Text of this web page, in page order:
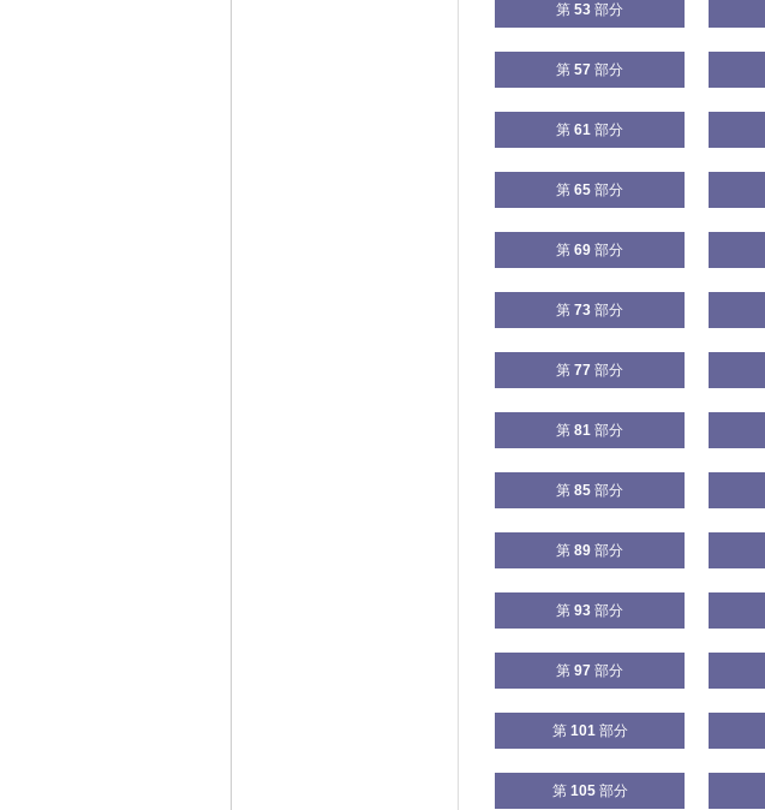
第 53 部分
第 57 部分
第 61 部分
第 65 部分
第 69 部分
第 73 部分
第 77 部分
第 81 部分
第 85 部分
第 89 部分
第 93 部分
第 97 部分
第 101部分
第 105部分